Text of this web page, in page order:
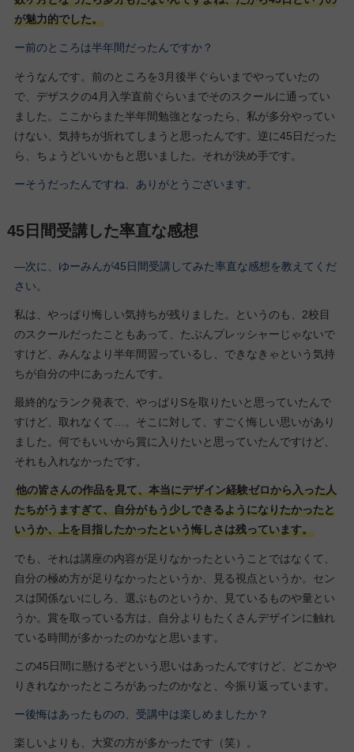
が魅力的でした。
ー前のところは半年間だったんですか？
そうなんです。前のところを3月後半ぐらいまでやっていたの
で、デザスクの4月入学直前ぐらいまでそのスクールに通ってい
ました。ここからまた半年間勉強となったら、私が多分やってい
けない、気持ちが折れてしまうと思ったんです。逆に45日だった
ら、ちょうどいいかもと思いました。それが決め手です。
ーそうだったんですね、ありがとうございます。
45日間受講した率直な感想
―次に、ゆーみんが45日間受講してみた率直な感想を教えてくだ
さい。
私は、やっぱり悔しい気持ちが残りました。というのも、2校目
のスクールだったこともあって、たぶんプレッシャーじゃないで
すけど、みんなより半年間習っているし、できなきゃという気持
ちが自分の中にあったんです。
最終的なランク発表で、やっぱりSを取りたいと思っていたんで
すけど、取れなくて…。そこに対して、すごく悔しい思いがあり
ました。何でもいいから賞に入りたいと思っていたんですけど、
それも入れなかったです。
他の皆さんの作品を見て、本当にデザイン経験ゼロから入った人
たちがうますぎて、自分がもう少しできるようになりたかったと
いうか、上を目指したかったという悔しさは残っています。
でも、それは講座の内容が足りなかったということではなくて、
自分の極め方が足りなかったというか、見る視点というか。セン
スは関係ないにしろ、選ぶものというか、見ているものや量とい
うか。賞を取っている方は、自分よりもたくさんデザインに触れ
ている時間が多かったのかなと思います。
この45日間に懸けるぞという思いはあったんですけど、どこかや
りきれなかったところがあったのかなと、今振り返っています。
ー後悔はあったものの、受講中は楽しめましたか？
楽しいよりも、大変の方が多かったです（笑）。